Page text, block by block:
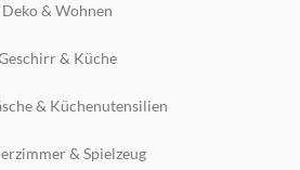
Deko & Wohnen
& Küche
& Küchenutensilien
& Spielzeug